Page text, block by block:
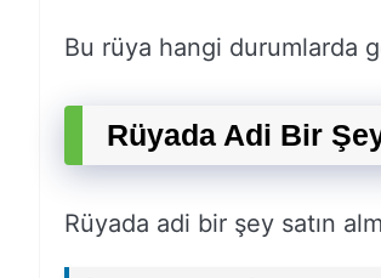
Bu rüya hangi durumlarda
Rüyada Adi Bir
Rüyada adi bir şey satın